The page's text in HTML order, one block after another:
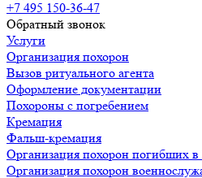
+7 495 150-36-47
Обратный звонок
Услуги
Организация похорон
Вызов ритуального агента
Оформление документации
Похороны с погребением
Кремация
Фальш-кремация
Организация похорон погибших
Организация похорон